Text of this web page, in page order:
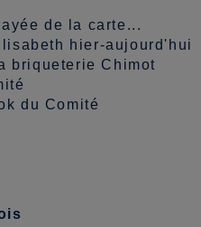
de la carte...
hier-aujourd'hui
briqueterie Chimot
du Comité